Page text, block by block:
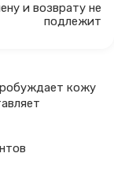
и возврату не
подлежит
кожу